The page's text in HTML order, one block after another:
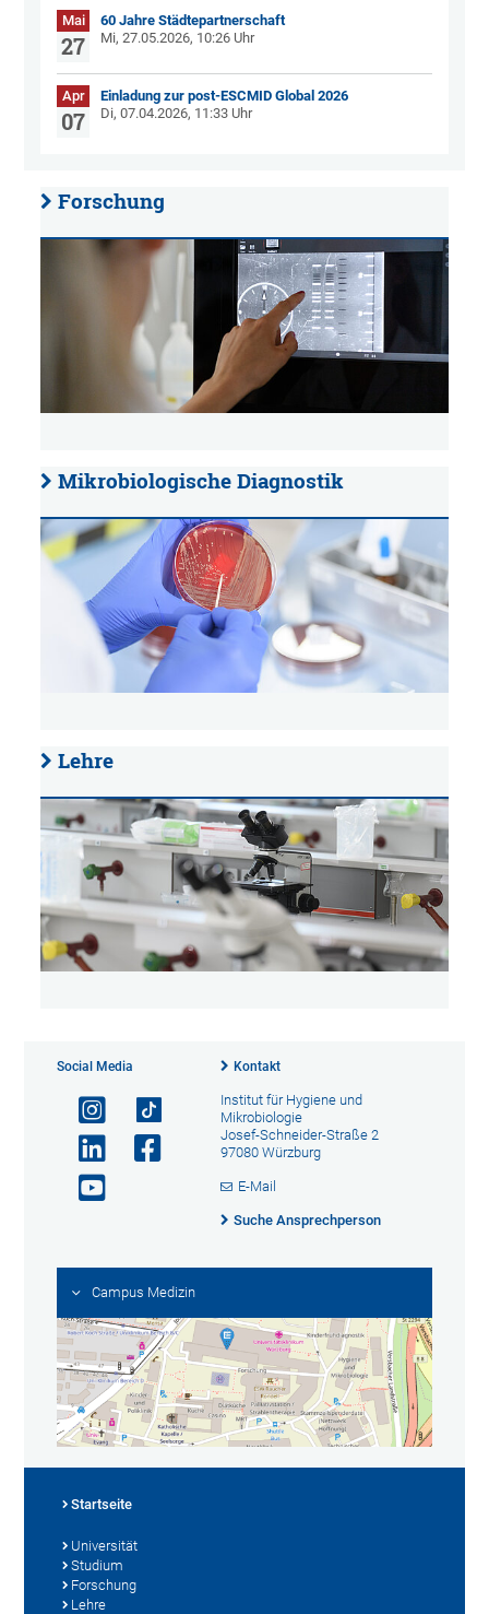
Mai
27
60 Jahre Städtepartnerschaft
Mi, 27.05.2026, 10:26 Uhr
Apr
07
Einladung zur post-ESCMID Global 2026
Di, 07.04.2026, 11:33 Uhr
Forschung
Mikrobiologische Diagnostik
Lehre
Social Media Kontakt
Institut für Hygiene und
Mikrobiologie
Josef-Schneider-Straße 2
97080 Würzburg
E-Mail
Suche Ansprechperson
Campus Medizin
Startseite
Universität
Studium
Forschung
Lehre